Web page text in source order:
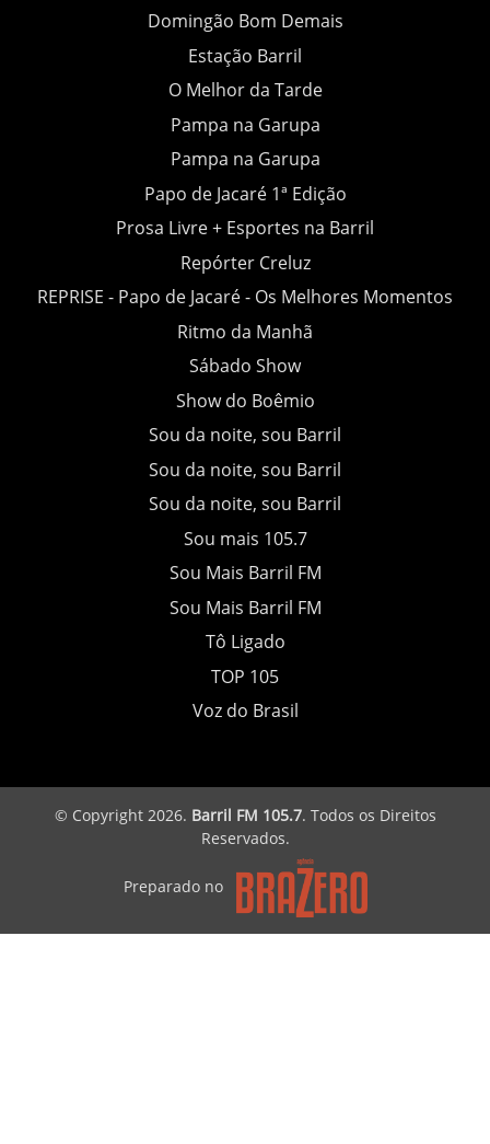
Domingão Bom Demais
Estação Barril
O Melhor da Tarde
Pampa na Garupa
Pampa na Garupa
Papo de Jacaré 1ª Edição
Prosa Livre + Esportes na Barril
Repórter Creluz
REPRISE - Papo de Jacaré - Os Melhores Momentos
Ritmo da Manhã
Sábado Show
Show do Boêmio
Sou da noite, sou Barril
Sou da noite, sou Barril
Sou da noite, sou Barril
Sou mais 105.7
Sou Mais Barril FM
Sou Mais Barril FM
Tô Ligado
TOP 105
Voz do Brasil
© Copyright 2026. Barril FM 105.7. Todos os Direitos
Reservados.
Preparado no